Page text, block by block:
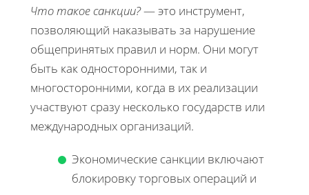
Что такое санкции?— это инструмент,
позволяющий наказывать за нарушение
общепринятых правил и норм. Они могут
быть как односторонними, так и
многосторонними, когда в их реализации
участвуют сразу несколько государств или
международных организаций.
Экономические санкции включают
блокировку торговых операций и